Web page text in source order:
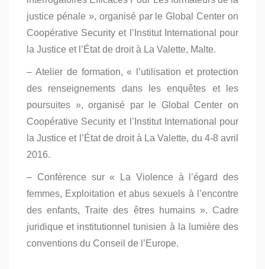
justice pénale », organisé par le Global Center on
Coopérative Security et l’Institut International pour
la Justice et l’État de droit à La Valette, Malte.
– Atelier de formation, « l’utilisation et protection
des renseignements dans les enquêtes et les
poursuites », organisé par le Global Center on
Coopérative Security et l’Institut International pour
la Justice et l’État de droit à La Valette, du 4-8 avril
2016.
– Conférence sur « La Violence à l’égard des
femmes, Exploitation et abus sexuels à l’encontre
des enfants, Traite des êtres humains ». Cadre
juridique et institutionnel tunisien à la lumière des
conventions du Conseil de l’Europe.